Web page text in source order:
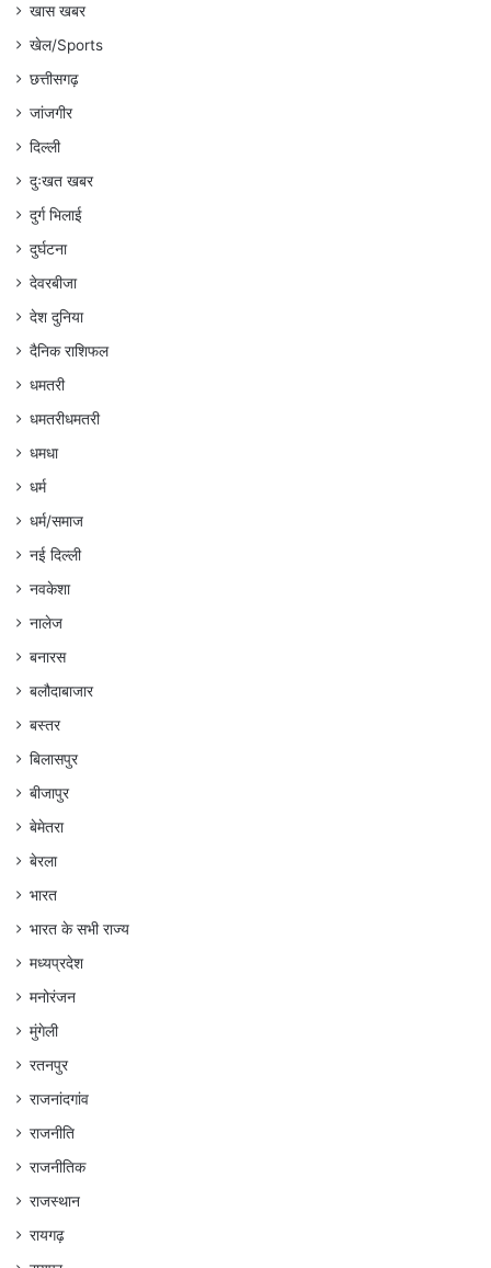
खास खबर
खेल/Sports
छत्तीसगढ़
जांजगीर
दिल्ली
दुःखत खबर
दुर्ग भिलाई
दुर्घटना
देवरबीजा
देश दुनिया
दैनिक राशिफल
धमतरी
धमतरीधमतरी
धमधा
धर्म
धर्म/समाज
नई दिल्ली
नवकेशा
नालेज
बनारस
बलौदाबाजार
बस्तर
बिलासपुर
बीजापुर
बेमेतरा
बेरला
भारत
भारत के सभी राज्य
मध्यप्रदेश
मनोरंजन
मुंगेली
रतनपुर
राजनांदगांव
राजनीति
राजनीतिक
राजस्थान
रायगढ़